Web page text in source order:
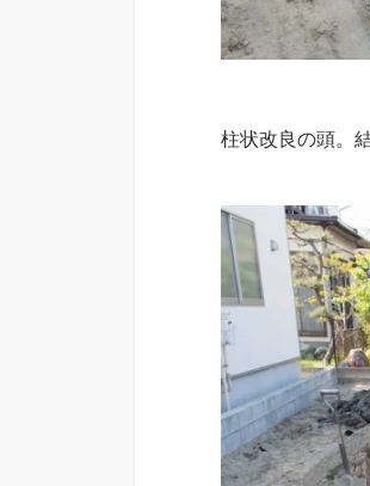
柱状改良の頭。